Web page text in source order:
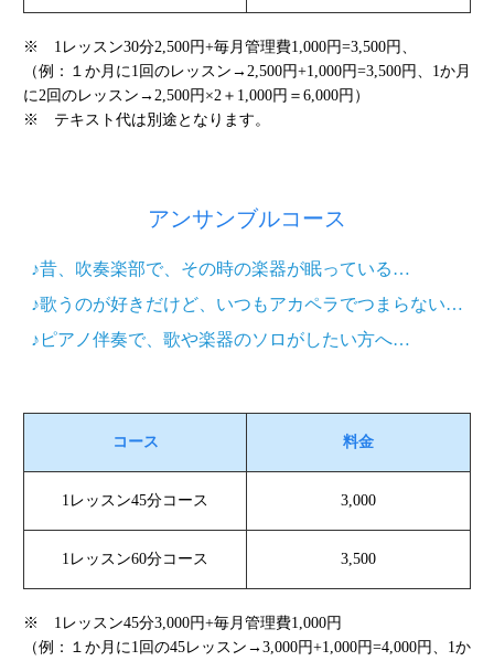
※ 1レッスン30分2,500円+毎月管理費1,000円=3,500円、
（例：１か月に1回のレッスン→2,500円+1,000円=3,500円、1か月
に2回のレッスン→2,500円×2＋1,000円＝6,000円）
※ テキスト代は別途となります。
アンサンブルコース
♪昔、吹奏楽部で、その時の楽器が眠っている…
♪歌うのが好きだけど、いつもアカペラでつまらない…
♪ピアノ伴奏で、歌や楽器のソロがしたい方へ…
コース 料金
1レッスン45分コース 3,000
1レッスン60分コース 3,500
※ 1レッスン45分3,000円+毎月管理費1,000円
（例：１か月に1回の45レッスン→3,000円+1,000円=4,000円、1か